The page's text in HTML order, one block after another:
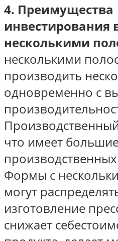
4. Преимущества
инвестирования
несколькими
несколькими
производить
одновременно с
что имеет
Формы с
могут
изготовление
снижает